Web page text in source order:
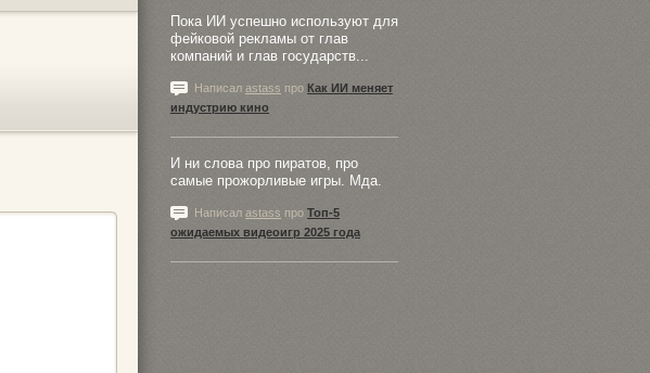
Пока ИИ успешно используют для
фейковой рекламы от глав
компаний и глав государств...
Написал astass про Как ИИ меняет
индустрию кино
И ни слова про пиратов, про
самые прожорливые игры. Мда.
Написал astass про Топ-5
ожидаемых видеоигр 2025 года